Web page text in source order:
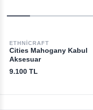
ETHNICRAFT
Cities Mahogany Kabul
Aksesuar
9.100 TL